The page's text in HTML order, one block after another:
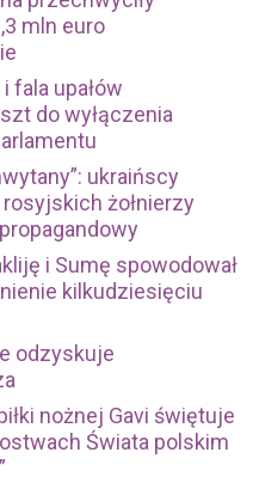
mln euro
fala upałów
do wyłączenia
ukraińscy
żołnierzy
i Sumę spowodował
kilkudziesięciu
odzyskuje
nożnej Gavi świętuje
Świata polskim